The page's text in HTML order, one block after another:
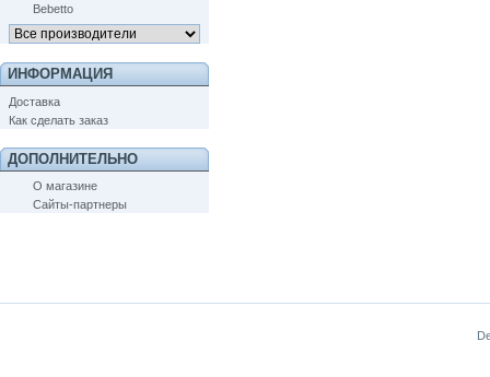
Bebetto
ИНФОРМАЦИЯ
Доставка
Как сделать заказ
ДОПОЛНИТЕЛЬНО
О магазине
Сайты-партнеры